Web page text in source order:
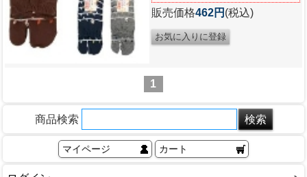
販売価格462円 (税込)
1
商品検索
マイページ カート